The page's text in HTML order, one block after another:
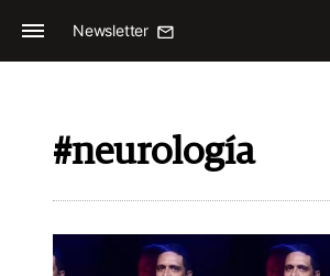
Newsletter
#neurología